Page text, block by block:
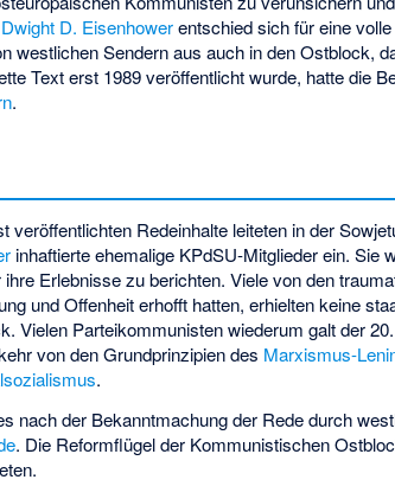
Dwight D. Eisenhowerentschied sich für eine
westlichen Sendern aus auch in den Ostblock,
Text erst 1989 veröffentlicht wurde, hatte die
.
veröffentlichten Redeinhalte leiteten in der
inhaftierte ehemalige KPdSU-Mitglieder ein. Sie
Erlebnisse zu berichten. Viele von den
und Offenheit erhofft hatten, erhielten keine
Vielen Parteikommunisten wiederum galt der
von den Grundprinzipien des Marxismus-
.
nach der Bekanntmachung der Rede durch
. Die Reformflügel der Kommunistischen